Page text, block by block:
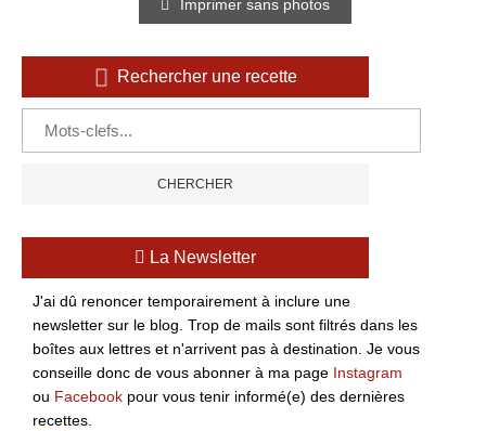
Imprimer sans photos
Rechercher une recette
La Newsletter
J'ai dû renoncer temporairement à inclure une
newsletter sur le blog. Trop de mails sont filtrés dans les
boîtes aux lettres et n'arrivent pas à destination. Je vous
conseille donc de vous abonner à ma page Instagram
ou Facebook pour vous tenir informé(e) des dernières
recettes.